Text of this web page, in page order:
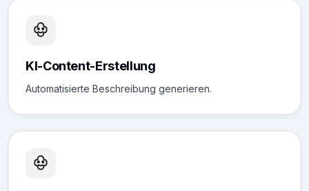
KI-Content-Erstellung
Automatisierte Beschreibung generieren.